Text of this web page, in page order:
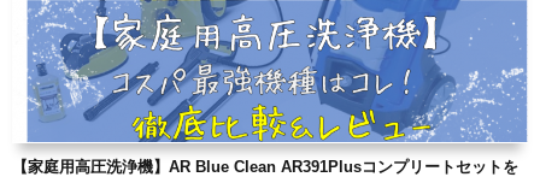
【家庭用高圧洗浄機】AR Blue Clean AR391Plusコンプリートセットを